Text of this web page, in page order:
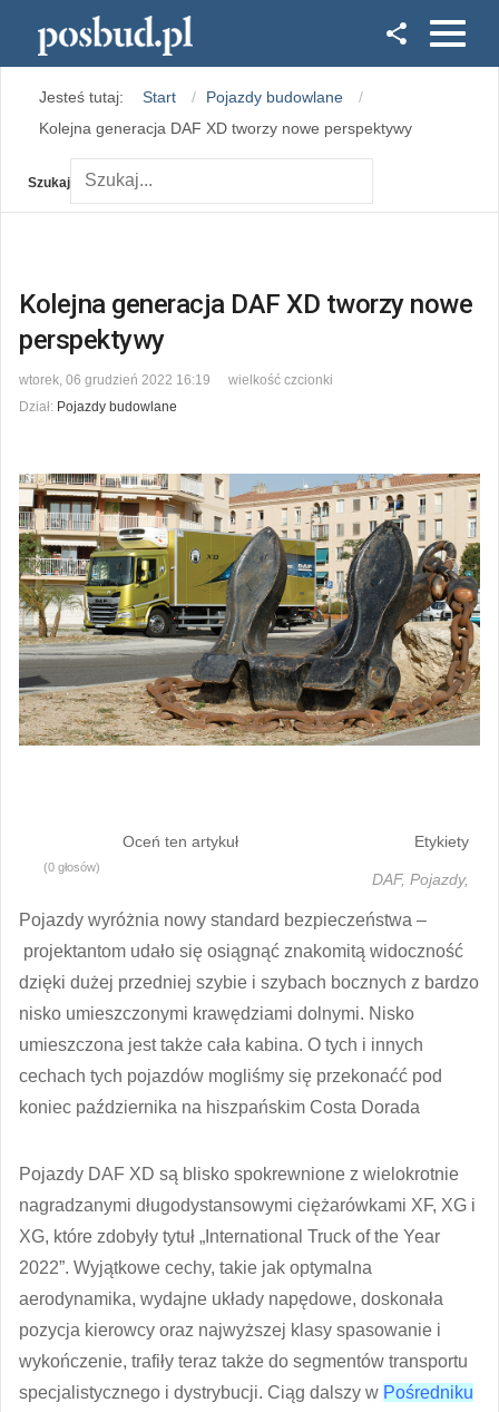
Instagram
Jesteś tutaj: Start
Pojazdy budowlane
Kolejna generacja DAF XD tworzy nowe perspektywy
Szukaj
Kolejna generacja DAF XD tworzy nowe
perspektywy
wtorek, 06 grudzień 2022 16:19
wielkość czcionki
Dział: Pojazdy budowlane
Oceń ten artykuł
(0 głosów)
Etykiety
DAF, Pojazdy,
Pojazdy wyróżnia nowy standard bezpieczeństwa –
projektantom udało się osiągnąć znakomitą widoczność
dzięki dużej przedniej szybie i szybach bocznych z bardzo
nisko umieszczonymi krawędziami dolnymi. Nisko
umieszczona jest także cała kabina. O tych i innych
cechach tych pojazdów mogliśmy się przekonaćć pod
koniec października na hiszpańskim Costa Dorada
Pojazdy DAF XD są blisko spokrewnione z wielokrotnie
nagradzanymi długodystansowymi ciężarówkami XF, XG i
XG, które zdobyły tytuł „International Truck of the Year
2022”. Wyjątkowe cechy, takie jak optymalna
aerodynamika, wydajne układy napędowe, doskonała
pozycja kierowcy oraz najwyższej klasy spasowanie i
wykończenie, trafiły teraz także do segmentów transportu
specjalistycznego i dystrybucji. Ciąg dalszy w Pośredniku